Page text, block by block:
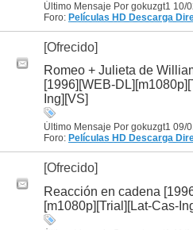
Último Mensaje Por gokuzgt1 10/
Foro: Películas HD Descarga
[Ofrecido]
Romeo + Julieta de
[1996][WEB-
Ing][VS]
Último Mensaje Por gokuzgt1 09/
Foro: Películas HD Descarga
[Ofrecido]
Reacción en cadena
[m1080p][Trial][Lat-Cas-